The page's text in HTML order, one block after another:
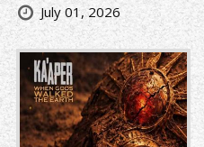
July 01, 2026